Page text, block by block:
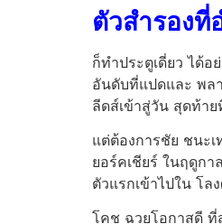
ตัวสํารอง
ก็ทําประตูเดี่ยว ได้
อันดับที่แปดและ พล
ลีดส์เข้าสู่วัน สุดท้าย
แต่ต้องการชัย ชนะ
ยอร์คเชียร์ ในฤดูก
ตัวแรกเข้าไปใน โล
โคช ฉวยโอกาสดี ที่